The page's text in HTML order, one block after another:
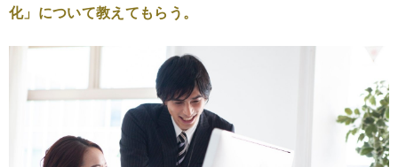
化」について教えてもらう。